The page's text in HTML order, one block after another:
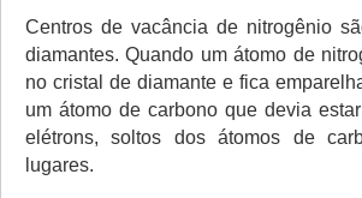
Centros de vacância de nitrogênio
diamantes. Quando um átomo de
no cristal de diamante e fica
um átomo de carbono que devia
elétrons, soltos dos átomos de
lugares.